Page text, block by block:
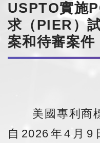
USPTO實施
求（PIER）
案和待審案件
美國專利商標
自2026年4月9